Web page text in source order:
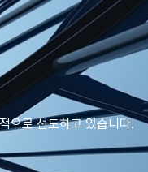
사업장 소개
으로 선도하고 있습니다.